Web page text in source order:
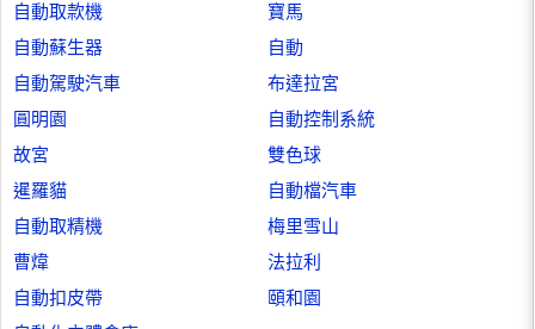
自動取款機
寶馬
自動蘇生器
自動
自動駕駛汽車
布達拉宮
圓明園
自動控制系統
故宮
雙色球
暹羅貓
自動檔汽車
自動取精機
梅里雪山
曹煒
法拉利
自動扣皮帶
頤和園